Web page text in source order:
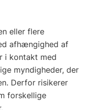
eller flere
afhængighed af
i kontakt med
myndigheder, der
Derfor risikerer
forskellige